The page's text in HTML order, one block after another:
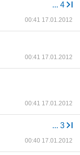
... 4
00:41 17.01.2012
00:41 17.01.2012
00:41 17.01.2012
... 3
00:40 17.01.2012